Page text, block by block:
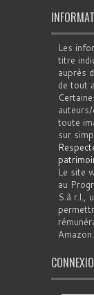
Les
titre
auprès
de tout
toute
sur
Le site
au
S.à r.l.,